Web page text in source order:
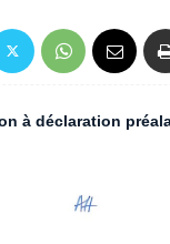
à déclaration